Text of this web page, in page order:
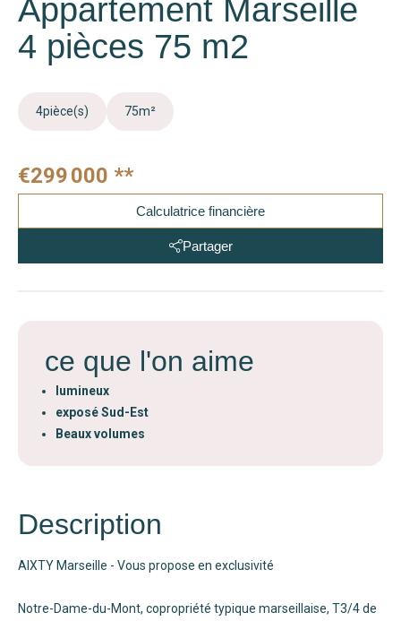
Appartement Marseille
4 pièces 75 m2
4pièce(s) 75m²
€299 000 **
Calculatrice financière
Partager
ce que l'on aime
lumineux
exposé Sud-Est
Beaux volumes
Description
AIXTY Marseille - Vous propose en exclusivité
Notre-Dame-du-Mont, copropriété typique marseillaise, T3/4 de